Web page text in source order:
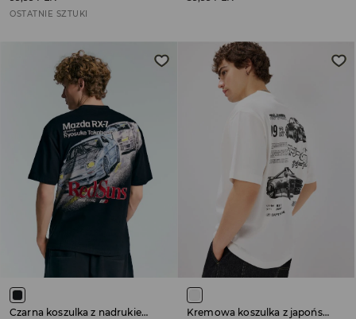
OSTATNIE SZTUKI
Czarna koszulka z nadrukiem Initial D
Kremowa koszulka z japońskim nadrukiem i samochodami